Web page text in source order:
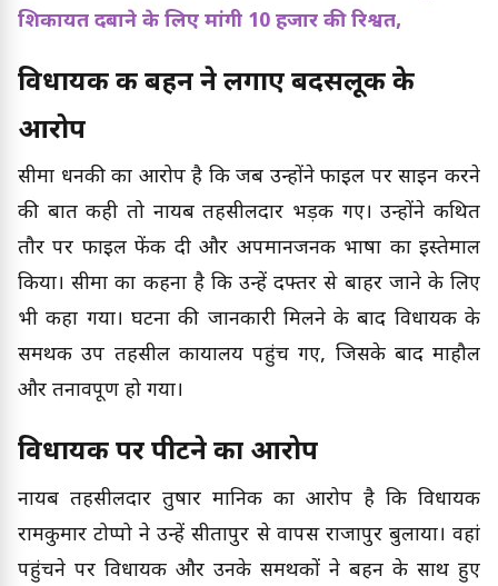
शिकायत दबाने के लिए मांगी 10 हजार की रिश्वत,
विधायक की बहन ने लगाए बदसलूकी के
आरोप
सीमा धनकी का आरोप है कि जब उन्होंने फाइल पर साइन करने
की बात कही तो नायब तहसीलदार भड़क गए। उन्होंने कथित
तौर पर फाइल फेंक दी और अपमानजनक भाषा का इस्तेमाल
किया। सीमा का कहना है कि उन्हें दफ्तर से बाहर जाने के लिए
भी कहा गया। घटना की जानकारी मिलने के बाद विधायक के
समर्थक उप तहसील कार्यालय पहुंच गए, जिसके बाद माहौल
और तनावपूर्ण हो गया।
विधायक पर पीटने का आरोप
नायब तहसीलदार तुषार मानिक का आरोप है कि विधायक
रामकुमार टोप्पो ने उन्हें सीतापुर से वापस राजापुर बुलाया। वहां
पहुंचने पर विधायक और उनके समर्थकों ने बहन के साथ हुए